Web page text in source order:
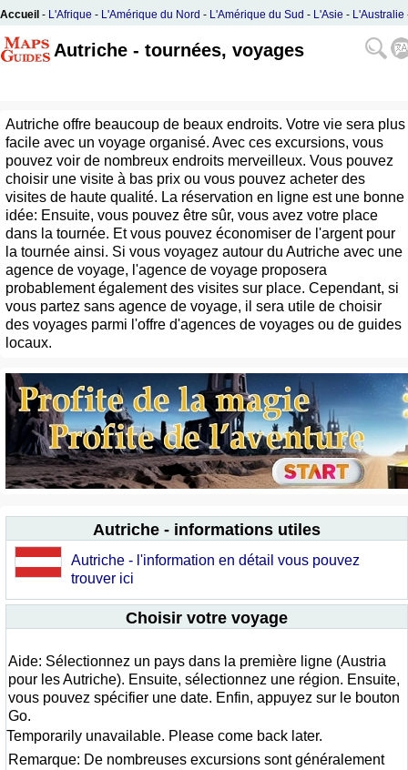
Accueil - L'Afrique - L'Amérique du Nord - L'Amérique du Sud - L'Asie - L'Australie
Autriche - tournées, voyages
Autriche offre beaucoup de beaux endroits. Votre vie sera plus
facile avec un voyage organisé. Avec ces excursions, vous
pouvez voir de nombreux endroits merveilleux. Vous pouvez
choisir une visite à bas prix ou vous pouvez acheter des
visites de haute qualité. La réservation en ligne est une bonne
idée: Ensuite, vous pouvez être sûr, vous avez votre place
dans la tournée. Et vous pouvez économiser de l'argent pour
la tournée ainsi. Si vous voyagez autour du Autriche avec une
agence de voyage, l'agence de voyage proposera
probablement également des visites sur place. Cependant, si
vous partez sans agence de voyage, il sera utile de choisir
des voyages parmi l'offre d'agences de voyages ou de guides
locaux.
Autriche - informations utiles
Autriche - l'information en détail vous pouvez
trouver ici
Choisir votre voyage
Aide: Sélectionnez un pays dans la première ligne (Austria
pour les Autriche). Ensuite, sélectionnez une région. Ensuite,
vous pouvez spécifier une date. Enfin, appuyez sur le bouton
Go.
Temporarily unavailable. Please come back later.
Remarque: De nombreuses excursions sont généralement